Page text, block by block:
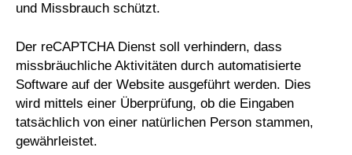
und Missbrauch schützt.
Der reCAPTCHA Dienst soll verhindern, dass
missbräuchliche Aktivitäten durch automatisierte
Software auf der Website ausgeführt werden. Dies
wird mittels einer Überprüfung, ob die Eingaben
tatsächlich von einer natürlichen Person stammen,
gewährleistet.